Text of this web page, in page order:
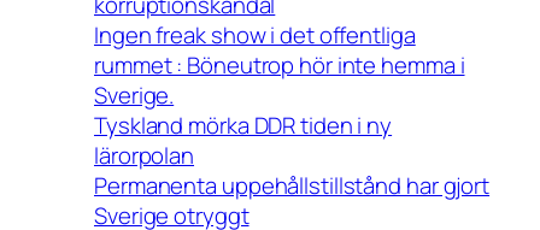
Ingen freak show i det offentliga
rummet : Böneutrop hör inte hemma i
Sverige.
Tyskland mörka DDR tiden i ny
lärorpolan
Permanenta uppehållstillstånd har gjort
Sverige otryggt